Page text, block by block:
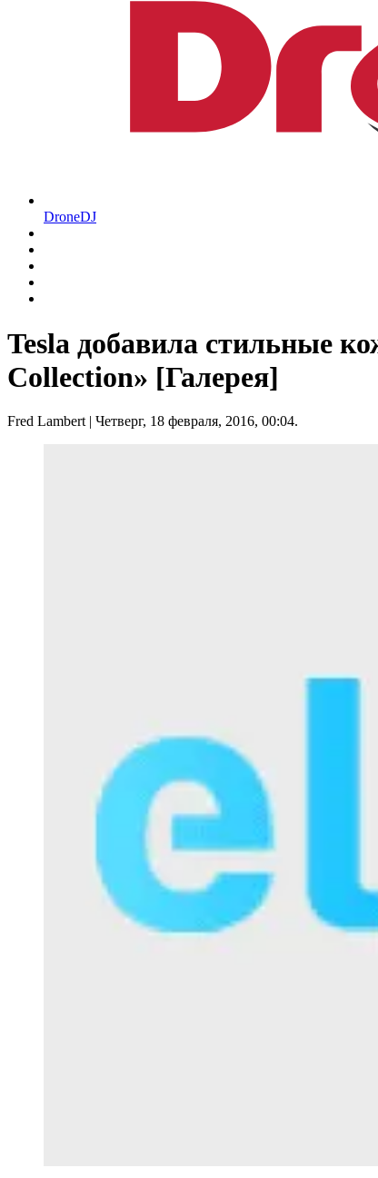
DroneDJ
Tesla добавила стильные
Collection» [Галерея]
Fred Lambert | Четверг, 18 февраля, 2016, 00:04.